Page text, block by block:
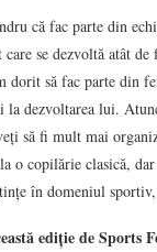
că fac parte din
se dezvoltă atât de
dorit să fac parte din
la dezvoltarea lui.
să fi mult mai
o copilărie clasică,
în domeniul
ediție de Sports